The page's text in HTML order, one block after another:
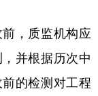
，质监机构应
并根据历次中
的检测对工程